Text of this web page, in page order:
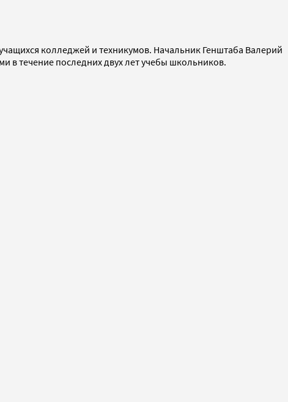
колледжей и техникумов. Начальник Генштаба Валерий
в течение последних двух лет учебы школьников.